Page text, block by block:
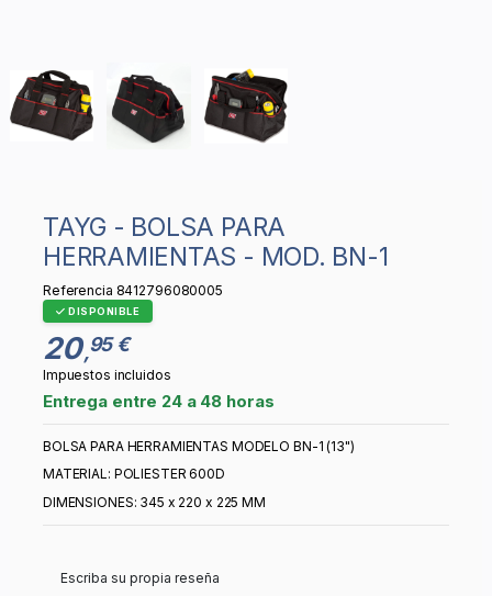
TAYG - BOLSA PARA
HERRAMIENTAS - MOD. BN-1
Referencia 8412796080005
DISPONIBLE
20,95 €
Impuestos incluidos
Entrega entre 24 a 48 horas
BOLSA PARA HERRAMIENTAS MODELO BN-1 (13")
MATERIAL: POLIESTER 600D
DIMENSIONES: 345 x 220 x 225 MM
Escriba su propia reseña